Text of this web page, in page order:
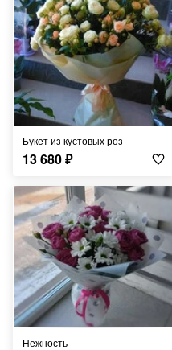
Букет из кустовых роз
13 680₽
Нежность